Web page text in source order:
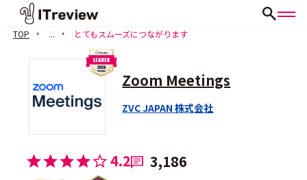
TOP ... とてもスムーズにつながります
Zoom Meetings
ZVC JAPAN 株式会社
4.2 3,186